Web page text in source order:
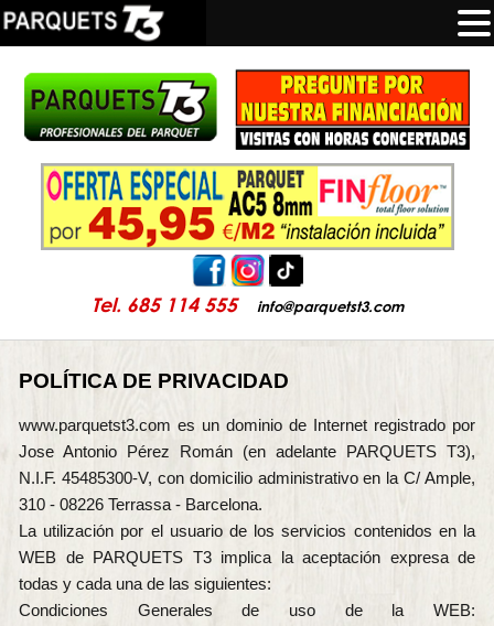
Tel. 685 114 555 info@parquetst3.com
POLÍTICA DE PRIVACIDAD
www.parquetst3.com es un dominio de Internet registrado por
Jose Antonio Pérez Román (en adelante PARQUETS T3),
N.I.F. 45485300-V, con domicilio administrativo en la C/ Ample,
310 - 08226 Terrassa - Barcelona.
La utilización por el usuario de los servicios contenidos en la
WEB de PARQUETS T3 implica la aceptación expresa de
todas y cada una de las siguientes:
Condiciones Generales de uso de la WEB: